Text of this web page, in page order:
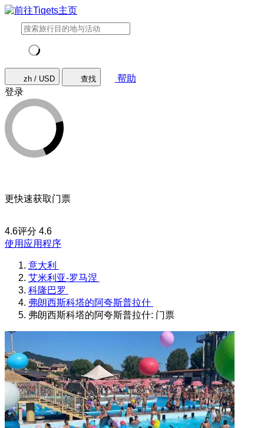
zh / USD 查找
帮助
登录
更快速获取门票
4.6评分 4.6
使用应用程序
意大利
艾米利亚-罗马涅
科隆巴罗
弗朗西斯科塔的阿夸斯普拉什
弗朗西斯科塔的阿夸斯普拉什: 门票